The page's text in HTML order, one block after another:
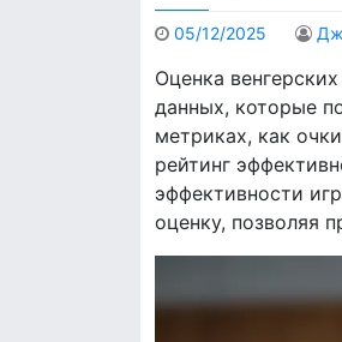
05/12/2025
Оценка
данных, которые
метриках, как
рейтинг
эффективности
оценку, позволяя